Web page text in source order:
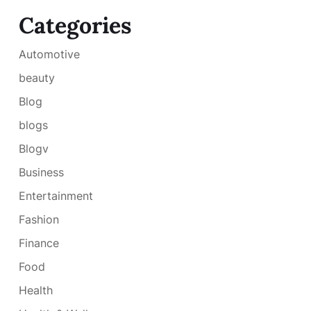
Categories
Automotive
beauty
Blog
blogs
Blogv
Business
Entertainment
Fashion
Finance
Food
Health